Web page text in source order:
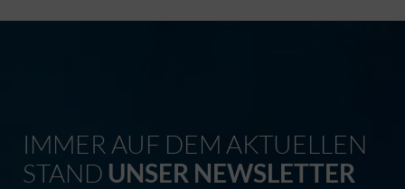
IMMER AUF DEM AKTUELLEN
STAND UNSER NEWSLETTER